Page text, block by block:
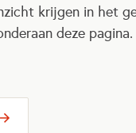
krijgen in het
deze